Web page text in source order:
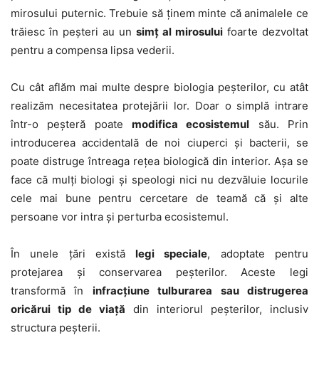
mirosului puternic. Trebuie să ținem minte că animalele ce
trăiesc în peșteri au un simț al mirosului foarte dezvoltat
pentru a compensa lipsa vederii.
Cu cât aflăm mai multe despre biologia peșterilor, cu atât
realizăm necesitatea protejării lor. Doar o simplă intrare
într-o peșteră poate modifica ecosistemul său. Prin
introducerea accidentală de noi ciuperci și bacterii, se
poate distruge întreaga rețea biologică din interior. Așa se
face că mulți biologi și speologi nici nu dezvăluie locurile
cele mai bune pentru cercetare de teamă că și alte
persoane vor intra și perturba ecosistemul.
În unele țări existălegi speciale, adoptate pentru
protejarea și conservarea peșterilor. Aceste legi
transformă în infracțiune tulburarea sau distrugerea
oricărui tip de viață din interiorul peșterilor, inclusiv
structura peșterii.